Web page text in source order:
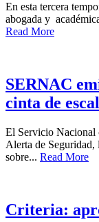
En esta tercera
abogada y
Read More
SERNAC
cinta de
El Servicio Nacional
Alerta de
sobre... Read More
Criteria: